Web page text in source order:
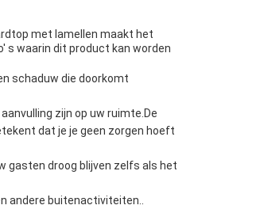
met lamellen maakt het
s waarin dit product kan worden
schaduw die doorkomt
zijn op uw ruimte.De
dat je je geen zorgen hoeft
gasten droog blijven zelfs als het
andere buitenactiviteiten..